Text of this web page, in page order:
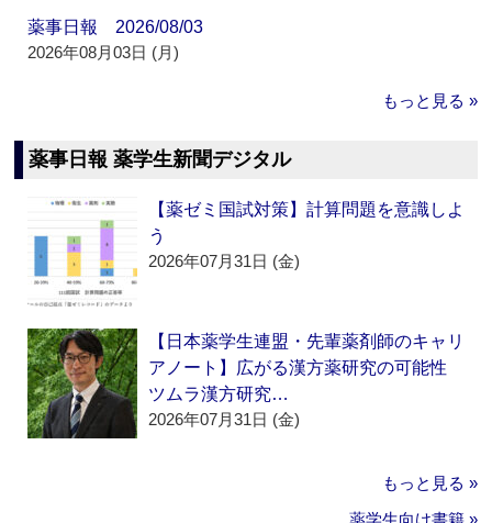
薬事日報 2026/08/03
2026年08月03日 (月)
もっと見る »
薬事日報 薬学生新聞デジタル
【薬ゼミ国試対策】計算問題を意識しよ
う
2026年07月31日 (金)
【日本薬学生連盟・先輩薬剤師のキャリ
アノート】広がる漢方薬研究の可能性
ツムラ漢方研究…
2026年07月31日 (金)
もっと見る »